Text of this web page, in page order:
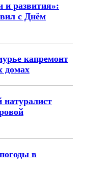
и развития»:
с Днём
капремонт
домах
в